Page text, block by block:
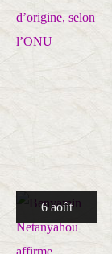
6 août